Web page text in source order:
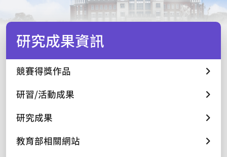
研究成果資訊
競賽得獎作品
研習/活動成果
研究成果
教育部相關網站